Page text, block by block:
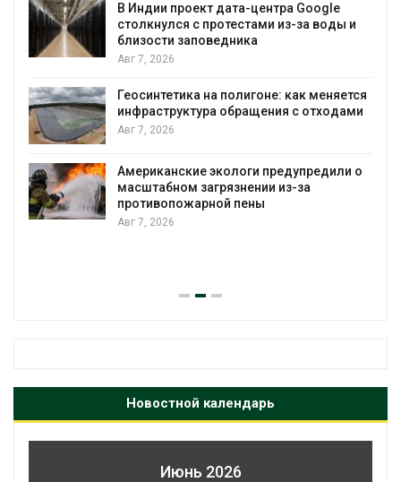
В Индии проект дата-центра Google
столкнулся с протестами из-за воды и
близости заповедника
Авг 7, 2026
Геосинтетика на полигоне: как меняется
инфраструктура обращения с отходами
Авг 7, 2026
Американские экологи предупредили о
масштабном загрязнении из-за
противопожарной пены
Авг 7, 2026
Новостной календарь
Июнь 2026